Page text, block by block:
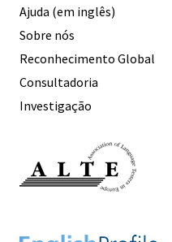
Ajuda (em inglês)
Sobre nós
Reconhecimento Global
Consultadoria
Investigação